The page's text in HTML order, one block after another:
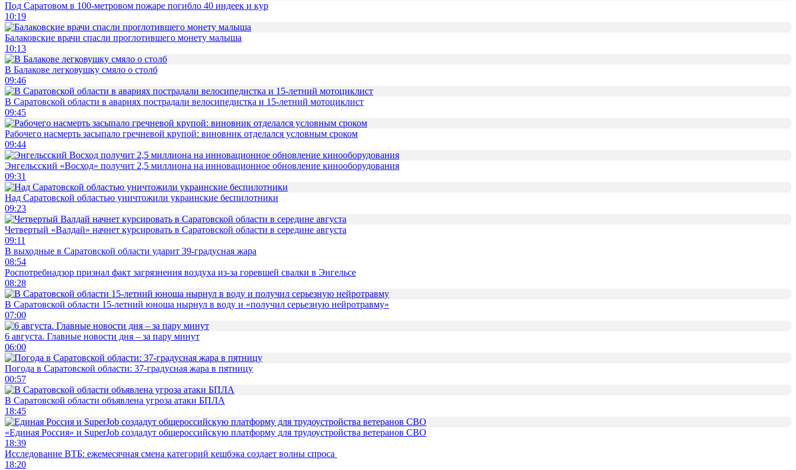
Под Саратовом в 100-метровом пожаре погибло 40 индеек и кур
10:19
Балаковские врачи спасли проглотившего монету малыша
10:13
В Балакове легковушку смяло о столб
09:46
В Саратовской области в авариях пострадали велосипедистка и 15-летний мотоциклист
09:45
Рабочего насмерть засыпало гречневой крупой: виновник отделался условным сроком
09:44
Энгельсский «Восход» получит 2,5 миллиона на инновационное обновление кинооборудования
09:31
Над Саратовской областью уничтожили украинские беспилотники
09:23
Четвертый «Валдай» начнет курсировать в Саратовской области в середине августа
09:11
В выходные в Саратовской области ударит 39-градусная жара
08:54
Роспотребнадзор признал факт загрязнения воздуха из-за горевшей свалки в Энгельсе
08:28
В Саратовской области 15-летний юноша нырнул в воду и «получил серьезную нейротравму»
07:00
6 августа. Главные новости дня – за пару минут
06:00
Погода в Саратовской области: 37-градусная жара в пятницу
00:57
В Саратовской области объявлена угроза атаки БПЛА
18:45
«Единая Россия» и SuperJob создадут общероссийскую платформу для трудоустройства ветеранов СВО
18:39
Исследование ВТБ: ежемесячная смена категорий кешбэка создает волны спроса
18:20